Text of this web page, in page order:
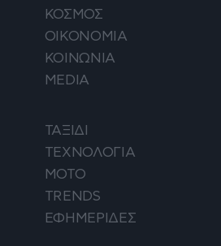
ΚΟΣΜΟΣ
ΟΙΚΟΝΟΜΙΑ
ΚΟΙΝΩΝΙΑ
MEDIA
ΤΑΞΙΔΙ
ΤΕΧΝΟΛΟΓΙΑ
ΜΟΤΟ
TRENDS
ΕΦΗΜΕΡΙΔΕΣ